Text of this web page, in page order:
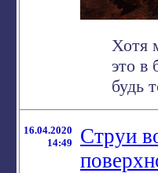
Хотя
это в
будь
16.04.2020
14:49
Струи